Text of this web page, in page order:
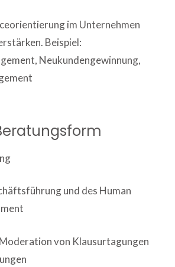
im Unternehmen
Beispiel:
Neukundengewinnung,
und des Human
von Klausurtagungen